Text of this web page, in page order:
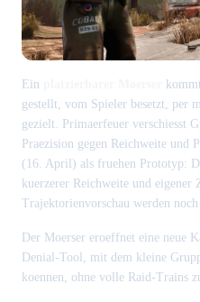
Ein
gestellt, vom Spieler besetzt, per
gezielt. Primaerfeuer verschiesst
Praezision gegen Reichweite und
(16. April) als fruehen Prototyp:
kuerzerer Reichweite und eigener
Trajektorienvorschau werden noch
Der Moerser eroeffnet eine neue
Denial-Tool, mit dem kleine
koennen, ohne volle Raid-Trains